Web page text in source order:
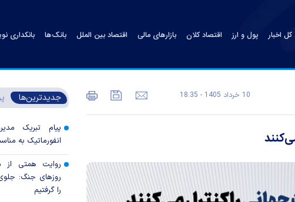
اخبار پول و ارز اقتصاد کلان بازارهای مالی اقتصاد بین الملل بانک‌ها بانکداری
10 خرداد 1405 - 18:35 جدیدترین‌ها
پیام تبریک
انفورماتیک به
روایت همتی از
روزهای جنگ:
را گرفتیم